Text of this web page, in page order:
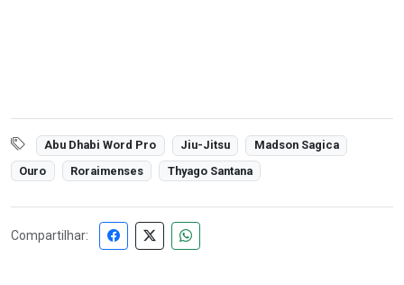
Abu Dhabi Word Pro Jiu-Jitsu
Madson Sagica
Ouro
Roraimenses Thyago Santana
Compartilhar: